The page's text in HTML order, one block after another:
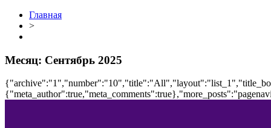
Главная
>
Месяц: Сентябрь 2025